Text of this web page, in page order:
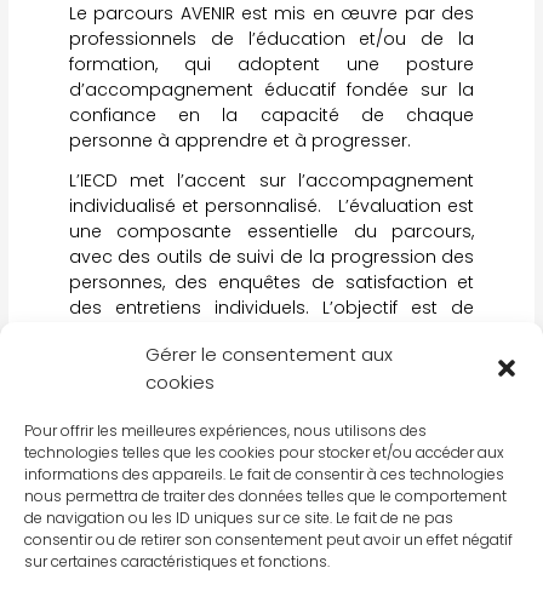
Gérer le consentement aux
cookies
Pour offrir les meilleures expériences, nous utilisons des
technologies telles que les cookies pour stocker et/ou accéder aux
informations des appareils. Le fait de consentir à ces technologies
nous permettra de traiter des données telles que le comportement
de navigation ou les ID uniques sur ce site. Le fait de ne pas
consentir ou de retirer son consentement peut avoir un effet négatif
sur certaines caractéristiques et fonctions.
Le parcours AVENIR est mis en œuvre par des
professionnels de l’éducation et/ou de la
formation, qui adoptent une posture
d’accompagnement éducatif fondée sur la
confiance en la capacité de chaque
personne à apprendre et à progresser.
L’IECD met l’accent sur l’accompagnement
individualisé et personnalisé. L’évaluation est
une composante essentielle du parcours,
avec des outils de suivi de la progression des
personnes, des enquêtes de satisfaction et
des entretiens individuels. L’objectif est de
des participants et d’apporter des
ajustements si nécessaire.
Le parcours AVENIR représente donc une
initiative prometteuse pour donner aux
personnes les moyens de construire leur
avenir de manière autonome, responsable et
engagée. Il s’agit d’une réponse concrète aux
défis du monde actuel, qui met l’accent sur le
développement intégral de la personne et